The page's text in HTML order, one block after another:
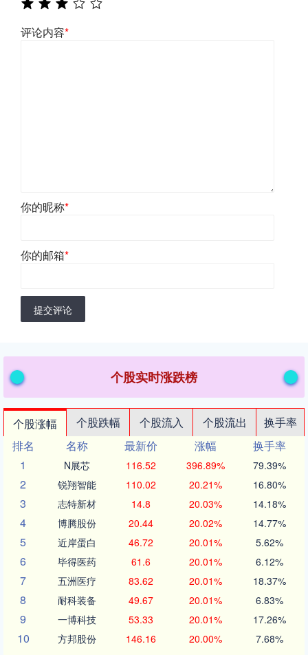
评论内容*
你的昵称*
你的邮箱*
提交评论
个股实时涨跌榜
个股涨幅 个股跌幅 个股流入 个股流出
换手率
排名
名称 最新价 涨幅
换手率
1
N展芯 116.52 396.89% 79.39%
2 锐翔智能 110.02 20.21% 16.80%
3 志特新材 14.8 20.03% 14.18%
4 博腾股份 20.44 20.02% 14.77%
5 近岸蛋白 46.72 20.01% 5.62%
6 毕得医药 61.6 20.01% 6.12%
7 五洲医疗 83.62 20.01% 18.37%
8 耐科装备 49.67 20.01% 6.83%
9 一博科技 53.33 20.01% 17.26%
10 方邦股份 146.16 20.00% 7.68%